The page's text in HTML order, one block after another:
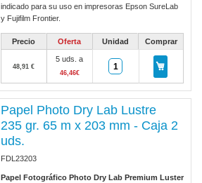
indicado para su uso en impresoras Epson SureLab
y Fujifilm Frontier.
Precio Oferta Unidad Comprar
48,91 €
5 uds. a
46,46€
Papel Photo Dry Lab Lustre
235 gr. 65 m x 203 mm - Caja 2
uds.
FDL23203
Papel Fotográfico Photo Dry Lab Premium Luster